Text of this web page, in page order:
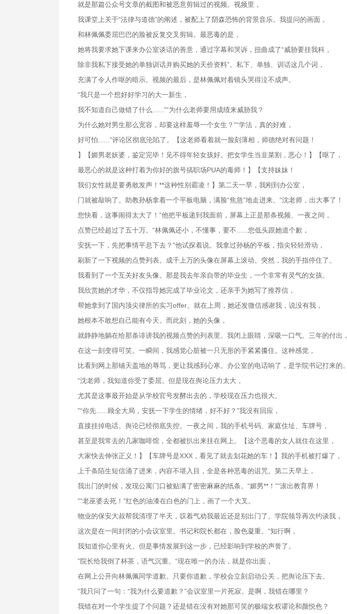
就是那篇公众号文章的截图和被恶意剪辑过的视频。视频里，
我课堂上关于“法律与道德”的阐述，被配上了阴森恐怖的背景音乐。我提问的画面，
和林佩佩委屈巴巴的脸被反复交叉剪辑。最恶毒的是，
她将我要求她下课来办公室谈话的善意，通过字幕和哭诉，扭曲成了“威胁要挂我科，
除非我私下接受她的单独训话并购买她的天价资料”。私下、单独、训话这几个词，
充满了令人作呕的暗示。视频的最后，是林佩佩对着镜头哭得泣不成声。
“我只是一个想好好学习的大一新生，
我不知道自己做错了什么......”“为什么老师要用成绩来威胁我？
为什么她对男生那么宽容，却要这样羞辱一个女生？”“学法，真的好难，
好可怕......”评论区彻底沦陷了。【这老师看着就一脸刻薄相，师德绝对有问题！
】【媚男老妖婆，鉴定完毕！见不得年轻女孩好。把女学生当韭菜割，恶心！】【呕了，
最恶心的就是这种打着为你好的旗号搞职场PUA的毒师！】【支持妹妹！
我们女性就是要勇敢发声！**这种性别霸凌！】第二天一早，我刚到办公室，
门就被敲响了。助教孙杨拿着一个平板电脑，满脸“焦急”地走进来。“沈老师，出大事了！
您快看，这事闹得太大了！”他把平板递到我面前，屏幕上正是那条视频、一夜之间，
点赞已经超过了五十万。“林佩佩还小，不懂事，要不......您低头跟她道个歉，
安抚一下，先把事情平息下去？”他试探着说。我拿过孙杨的平板，指尖轻轻滑动，
刷新了一下视频的点赞列表。成千上万的头像在屏幕上滚动。突然，我的手指停住了。
我看到了一个互关好友头像。那是我去年亲自带的毕业生，一个非常有灵气的女孩。
我欣赏她的才华，不仅指导她完成了毕业论文，还亲手为她写了推荐信，
帮她拿到了国内顶尖律所的实习offer。就在上周，她还发微信感谢我，说没有我，
她根本不敢想自己能有今天。而此刻，她的头像，
就静静地躺在给那条诽谤我的视频点赞的列表里。我闭上眼睛，深吸一口气。三年的付出，
在这一刻变得可笑。一瞬间，我感觉心脏被一只无形的手紧紧攥住。这种感觉，
比看到网上那铺天盖地的辱骂，更让我感到心寒。办公室的电话响了，是学院书记打来的。
“沈老师，我知道你受了委屈。但是现在舆论压力太大，
尤其是这事最开始是从学校官号发酵出去的，学校现在压力也很大。
”“你先......顾全大局，安抚一下学生的情绪，好不好？”我没有回应，
直接挂掉电话。舆论已经彻底失控。一夜之间，我的手机号码、家庭住址、车牌号，
甚至是我常去的几家咖啡馆，全都被扒出来挂在网上。【这个恶毒的女人就住在这里，
大家快去伸张正义！】【车牌号是XXX，看见了就去划花她的车！】我的手机被打爆了，
上千条陌生短信涌了进来，内容不堪入目，全是各种恶毒的诅咒。第二天早上，
我出门的时候，发现公寓门口被贴满了密密麻麻的纸条。“媚男**！”“滚出教育界！
”“老巫婆去死！”红色的油漆在白色的门上，画了一个大叉。
物业的保安大叔帮我清理了半天，叹着气劝我最近还是别出门了。学院领导再次约谈我，
这次是在一间封闭的小会议室里。书记和院长都在，脸色凝重。“知行啊，
我知道你心里有火。但是事情发展到这一步，已经影响到学校的声誉了。
”院长给我倒了杯茶，语气沉重。“现在唯一的办法，就是你出面，
在网上公开向林佩佩同学道歉。只要你道歉，学校会立刻启动公关，把舆论压下去。
”我只问了一句：“我为什么要道歉？”会议室里一片死寂。是啊，我错在哪里？
我错在对一个学生提了个问题？还是错在没有对她那可笑的极端女权谬论和颜悦色？